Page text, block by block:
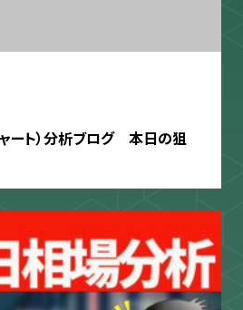
ート）分析ブログ 本日の狙